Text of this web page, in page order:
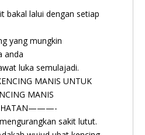
bakal lalui dengan setiap
yang mungkin
anda
luka semulajadi.
MANIS UNTUK
MANIS
sakit lutut.